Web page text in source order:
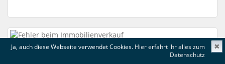
Ja, auch diese Webseite verwendet Cookies. Hier erfahrt ihr alles zum
Datenschutz
✖